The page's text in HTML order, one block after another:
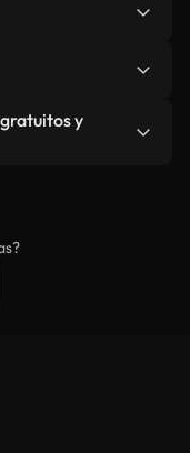
no se
para usar en
nuestros
producto final no
y